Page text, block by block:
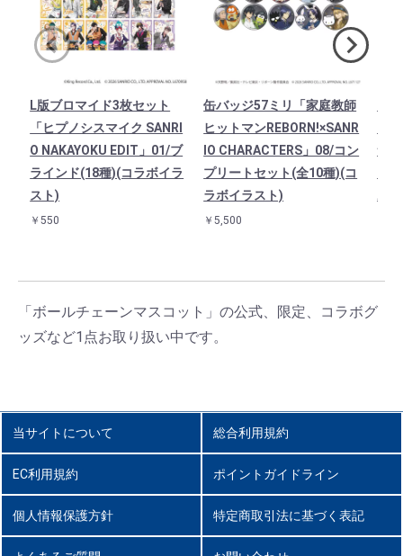
L版ブロマイド3枚セット
「ヒプノシスマイク SANRI
O NAKAYOKU EDIT」01/ブ
ラインド(18種)(コラボイラ
スト)
￥550
缶バッジ57ミリ「家庭教師
ヒットマンREBORN!×SANR
IO CHARACTERS」08/コン
プリートセット(全10種)(コ
ラボイラスト)
￥5,500
サ
「ボールチェーンマスコット」の公式、限定、コラボグ
ッズなど1点お取り扱い中です。
当サイトについて 総合利用規約
EC利用規約 ポイントガイドライン
個人情報保護方針 特定商取引法に基づく表記